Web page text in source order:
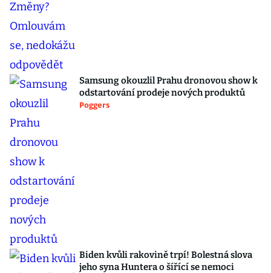
Samsung okouzlil Prahu dronovou show k
odstartování prodeje nových produktů
Poggers
Biden kvůli rakovině trpí! Bolestná slova
jeho syna Huntera o šířící se nemoci